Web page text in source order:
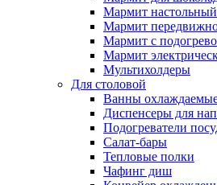
Мармит настольный
Мармит
Мармит с
Мармит
Мультихолдеры
Для столовой
Ванны
Диспенсеры для
Подогреватели
Салат-бары
Тепловые полки
Чафинг диш